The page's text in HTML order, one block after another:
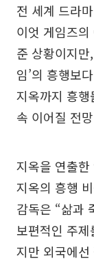
전 세계 드라
이엇 게임즈의
준 상황이지
임’의 흥행보
지옥까지 흥
속 이어질 전
지옥을 연출
지옥의 흥행
감독은 “삶과
보편적인 주
지만 외국에선